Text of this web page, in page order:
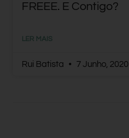
FREEE. E Contigo?
LER MAIS
Rui Batista 7 Junho, 2020